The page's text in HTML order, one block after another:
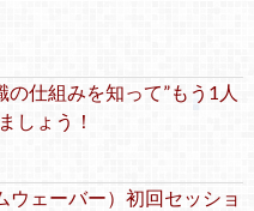
仕組みを知って”もう1人
しょう！
ウェーバー）初回セッショ